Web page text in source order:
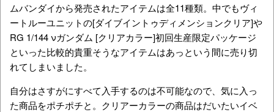
ムバンダイから発売されたアイテムは全11種類。中でもヴィ
ートルーユニットの[ダイブイントゥディメンションクリア]や
RG 1/144 νガンダム [クリアカラー]初回生産限定パッケージ
といった比較的貴重そうなアイテムはあっという間に売り切
れてしまいました。
自分はさすがにすべて入手するのは不可能なので、気に入っ
た商品をポチポチと。クリアーカラーの商品はだいたいイベ